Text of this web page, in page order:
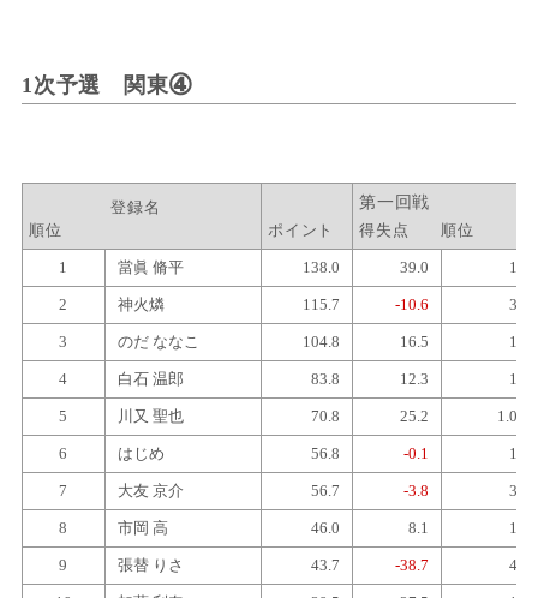
1次予選 関東④
順位
登録名
ポイント
得失点 順位
1 當眞 脩平 138.0 39.0 1
2 神火燐 115.7 -10.6 3
3 のだ ななこ 104.8 16.5 1
4 白石 温郎 83.8 12.3 1
5 川又 聖也 70.8 25.2 1.0
6 はじめ 56.8 -0.1 1
7 大友 京介 56.7 -3.8 3
8 市岡 高 46.0 8.1 1
9 張替 りさ 43.7 -38.7 4